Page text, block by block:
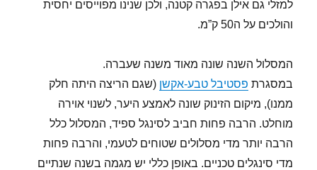
למזלי גם אילן בפגרה קטנה, ולכן שנינו מפוייסים יחסית
והולכים על ה50 ק”מ.
המסלול השנה שונה מאוד משנה שעברה.
במסגרת פסטיבל טבע-אקשן (שגם הריצה היתה חלק
ממנו), מיקום הזינוק שונה לאמצע היער, לשנוי אוירה
מוחלט. הרבה פחות חביב לסינגל ספיד, המסלול כלל
הרבה יותר מדי מסלולים שטוחים לטעמי, והרבה פחות
מדי סינגלים טכניים. באופן כללי יש מגמה בשנה שנתיים